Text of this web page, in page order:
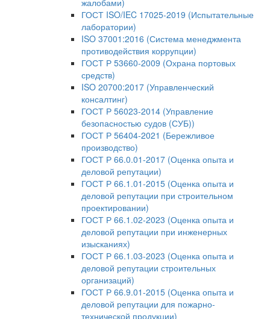
ГОСТ ISO/IEC 17025-2019 (Испытательные
лаборатории)
ISO 37001:2016 (Система менеджмента
противодействия коррупции)
ГОСТ Р 53660-2009 (Охрана портовых
средств)
ISO 20700:2017 (Управленческий
консалтинг)
ГОСТ Р 56023-2014 (Управление
безопасностью судов (СУБ))
ГОСТ Р 56404-2021 (Бережливое
производство)
ГОСТ Р 66.0.01-2017 (Оценка опыта и
деловой репутации)
ГОСТ Р 66.1.01-2015 (Оценка опыта и
деловой репутации при строительном
проектировании)
ГОСТ Р 66.1.02-2023 (Оценка опыта и
деловой репутации при инженерных
изысканиях)
ГОСТ Р 66.1.03-2023 (Оценка опыта и
деловой репутации строительных
организаций)
ГОСТ Р 66.9.01-2015 (Оценка опыта и
деловой репутации для пожарно-
технической продукции)